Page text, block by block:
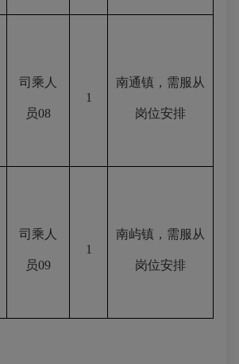
司乘人
员08
1
南通镇，需服从
岗位安排
司乘人
员09
1
南屿镇，需服从
岗位安排